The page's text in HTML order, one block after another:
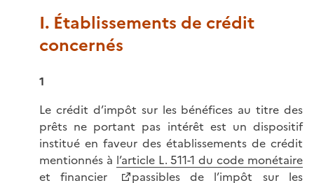
I. Établissements de crédit
concernés
1
Le crédit d’impôt sur les bénéfices au titre des
prêts ne portant pas intérêt est un dispositif
institué en faveur des établissements de crédit
mentionnés à l’article L. 511-1 du code monétaire
et financier
passibles de l’impôt sur les